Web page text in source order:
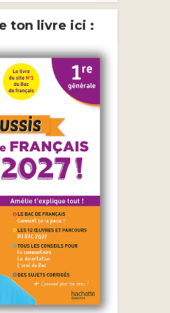
ton livre ici :